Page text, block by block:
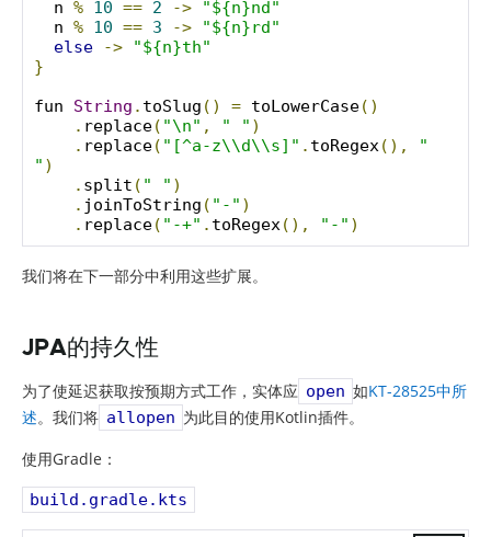
  n
% 10 == 2 ->
"${n}nd"
  n
% 10 == 3 ->
"${n}rd"
else
->
"${n}th"
}
fun String . toSlug () = toLowerCase()
. replace( "\n" , " " )
. replace( "[^a-z\\d\\s]" . toRegex(),
"
" )
. split ( " " )
. joinToString ( "-" )
. replace( "-+" . toRegex(), "-" )
我们将在下一部分中利用这些扩展。
JPA的持久性
为了使延迟获取按预期方式工作，实体应 open 如KT-28525中所
述。我们将 allopen 为此目的使用Kotlin插件。
使用Gradle：
build.gradle.kts